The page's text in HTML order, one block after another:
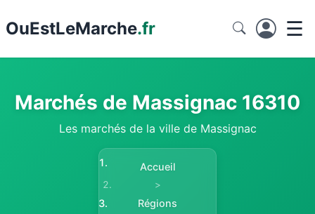
OuEstLeMarche.fr ☰
Marchés de Massignac 16310
Les marchés de la ville de Massignac
Accueil
>
Régions